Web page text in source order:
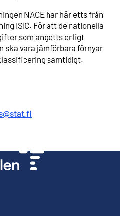
NACE har härletts från
ISIC. För att de nationella
som angetts enligt
ska vara jämförbara förnyar
samtidigt.